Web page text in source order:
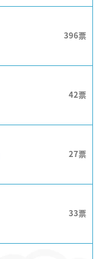
396
42
27
33